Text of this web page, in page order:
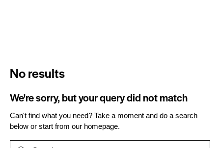
No results
We're sorry, but your query did not match
Can't find what you need? Take a moment and do a search
below or start from our homepage.